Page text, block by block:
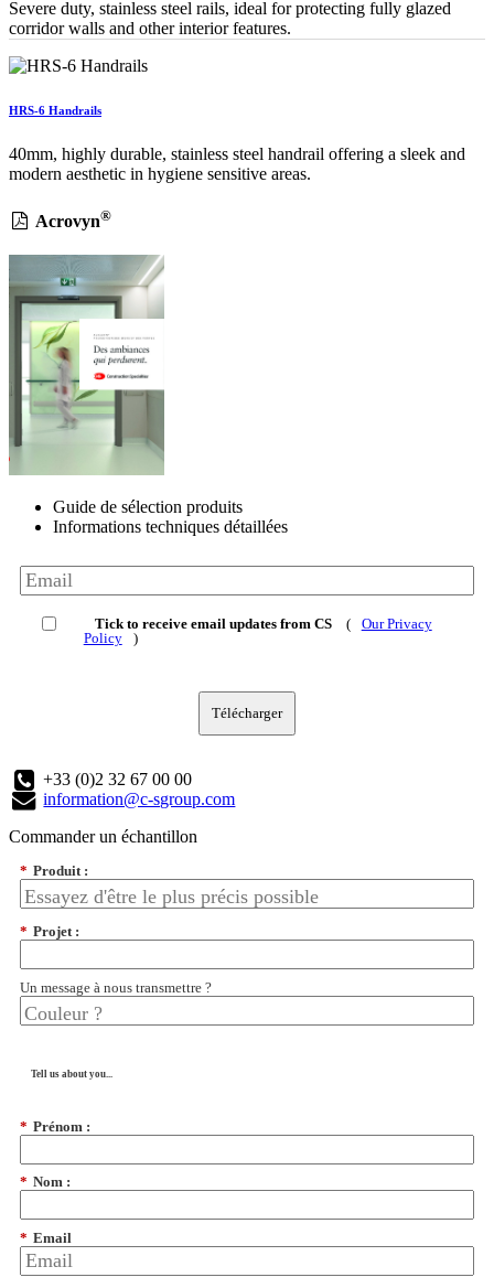
Severe duty, stainless steel rails, ideal for protecting fully glazed
corridor walls and other interior features.
HRS-6 Handrails
40mm, highly durable, stainless steel handrail offering a sleek and
modern aesthetic in hygiene sensitive areas.
Acrovyn®
Guide de sélection produits
Informations techniques détaillées
Tick to receive email updates from CS (
Our Privacy
Policy
)
Télécharger
+33 (0)2 32 67 00 00
information@c-sgroup.com
Commander un échantillon
* Produit :
* Projet :
Un message à nous transmettre ?
Tell us about you...
* Prénom :
* Nom :
* Email